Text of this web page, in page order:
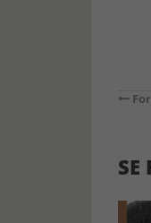
SE